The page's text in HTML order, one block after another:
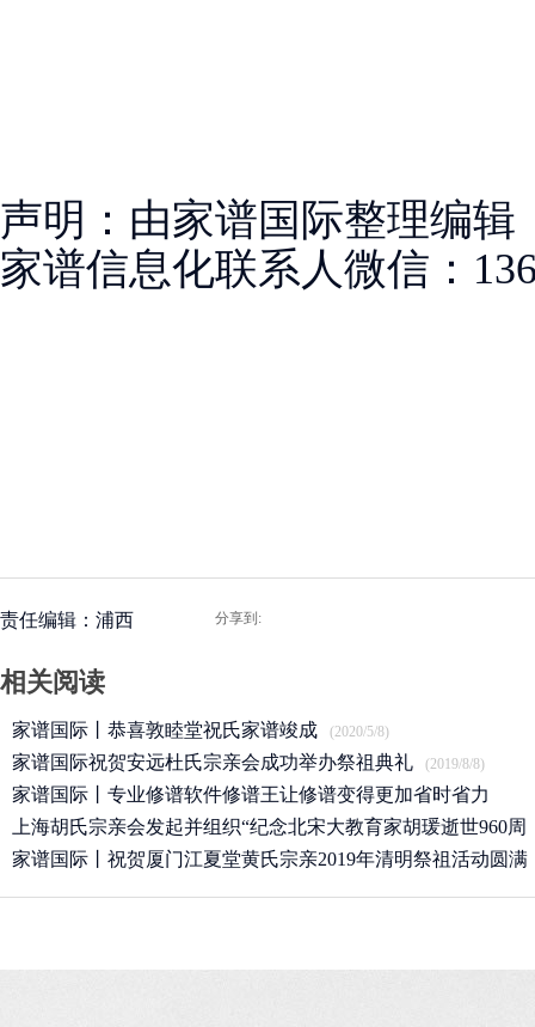
声明：由家谱国际整理编辑
家谱信息化联系人微信：
责任编辑：浦西 分享到:
相关阅读
家谱国际丨恭喜敦睦堂祝氏家谱竣成 (2020/5/8)
家谱国际祝贺安远杜氏宗亲会成功举办祭祖典礼 (2019/8/8)
家谱国际丨专业修谱软件修谱王让修谱变得更加省时省力
(2019/7/17)
上海胡氏宗亲会发起并组织“纪念北宋大教育家胡瑗逝世960周
年”
(2019/4/27)
家谱国际丨祝贺厦门江夏堂黄氏宗亲2019年清明祭祖活动圆满
(2019/4/13)